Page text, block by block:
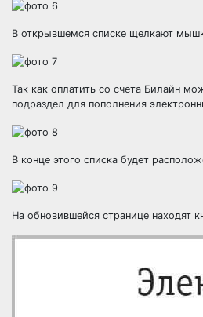
В открывшемся списке щелкают
Так как оплатить со счета Билайн
подраздел для пополнения
В конце этого списка будет
На обновившейся странице находят